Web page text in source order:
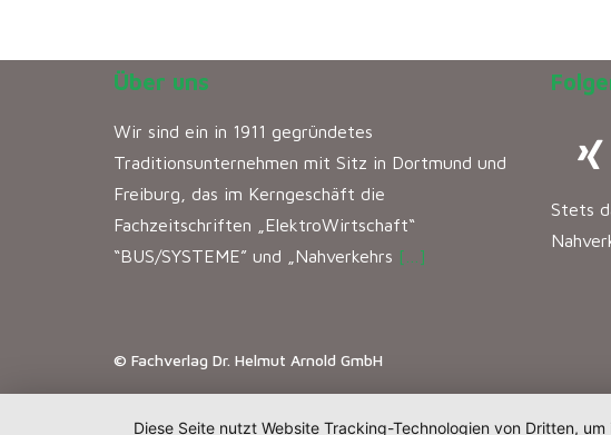
Über uns
Wir sind ein in 1911 gegründetes
Traditionsunternehmen mit Sitz in Dortmund und
Freiburg, das im Kerngeschäft die
Fachzeitschriften „ElektroWirtschaft“
“BUS/SYSTEME” und „Nahverkehrs […]
Stets
© Fachverlag Dr. Helmut Arnold GmbH
Diese Seite nutzt Website Tracking-Technologien von Dritten,